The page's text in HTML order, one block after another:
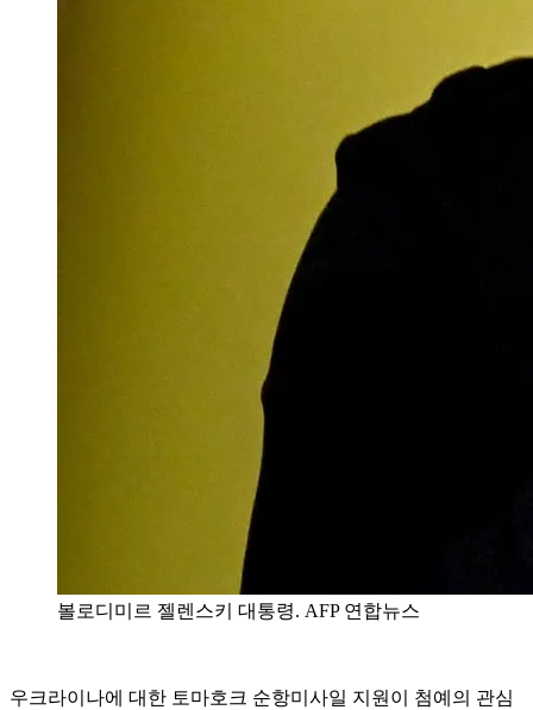
볼로디미르 젤렌스키 대통령. AFP 연합뉴스
우크라이나에 대한 토마호크 순항미사일 지원이 첨예의 관심